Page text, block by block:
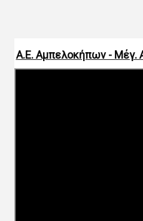
Α.Ε. Αμπελοκήπων - Μέγ.